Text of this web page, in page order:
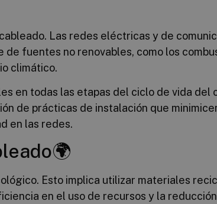
Las redes eléctricas y de
fuentes no renovables, como los
climático.
en todas las etapas del ciclo de vida del
de prácticas de instalación que
en las redes.
Esto implica utilizar materiales
en el uso de recursos y la